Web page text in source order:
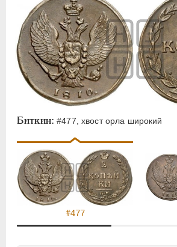
Биткин: #477, хвост орла широкий
#477